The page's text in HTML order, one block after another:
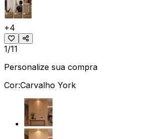
+4
1/11
Personalize sua compra
Cor:Carvalho York